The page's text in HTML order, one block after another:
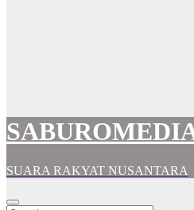
SUARA RAKYAT NUSANTARA